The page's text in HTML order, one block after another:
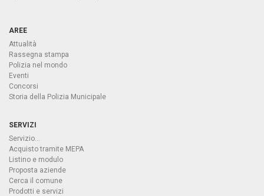
AREE
Attualità
Rassegna stampa
Polizia nel mondo
Eventi
Concorsi
Storia della Polizia Municipale
SERVIZI
Servizio...
Acquisto tramite MEPA
Listino e modulo
Proposta aziende
Cerca il comune
Prodotti e servizi